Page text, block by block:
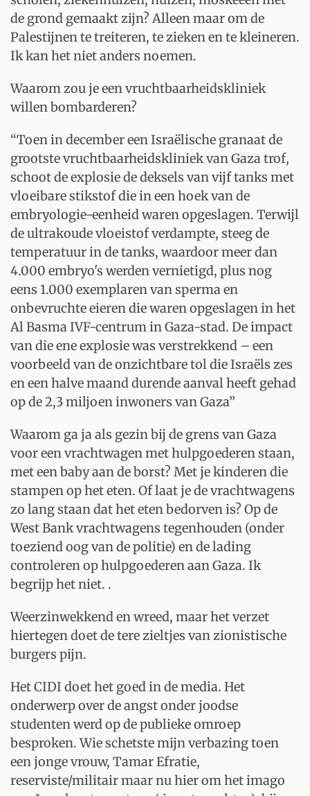
de grond gemaakt zijn? Alleen maar om de
Palestijnen te treiteren, te zieken en te kleineren.
Ik kan het niet anders noemen.
Waarom zou je een vruchtbaarheidskliniek
willen bombarderen?
“Toen in december een Israëlische granaat de
grootste vruchtbaarheidskliniek van Gaza trof,
schoot de explosie de deksels van vijf tanks met
vloeibare stikstof die in een hoek van de
embryologie-eenheid waren opgeslagen. Terwijl
de ultrakoude vloeistof verdampte, steeg de
temperatuur in de tanks, waardoor meer dan
4.000 embryo's werden vernietigd, plus nog
eens 1.000 exemplaren van sperma en
onbevruchte eieren die waren opgeslagen in het
Al Basma IVF-centrum in Gaza-stad. De impact
van die ene explosie was verstrekkend – een
voorbeeld van de onzichtbare tol die Israëls zes
en een halve maand durende aanval heeft gehad
op de 2,3 miljoen inwoners van Gaza”
Waarom ga ja als gezin bij de grens van Gaza
voor een vrachtwagen met hulpgoederen staan,
met een baby aan de borst? Met je kinderen die
stampen op het eten. Of laat je de vrachtwagens
zo lang staan dat het eten bedorven is? Op de
West Bank vrachtwagens tegenhouden (onder
toeziend oog van de politie) en de lading
controleren op hulpgoederen aan Gaza. Ik
begrijp het niet. .
Weerzinwekkend en wreed, maar het verzet
hiertegen doet de tere zieltjes van zionistische
burgers pijn.
Het CIDI doet het goed in de media. Het
onderwerp over de angst onder joodse
studenten werd op de publieke omroep
besproken. Wie schetste mijn verbazing toen
een jonge vrouw, Tamar Efratie,
reserviste/militair maar nu hier om het imago